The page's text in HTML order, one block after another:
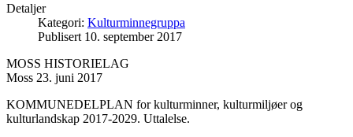
Detaljer
Kategori: Kulturminnegruppa
Publisert 10. september 2017
MOSS HISTORIELAG
Moss 23. juni 2017
KOMMUNEDELPLAN for kulturminner, kulturmiljøer og
kulturlandskap 2017-2029. Uttalelse.